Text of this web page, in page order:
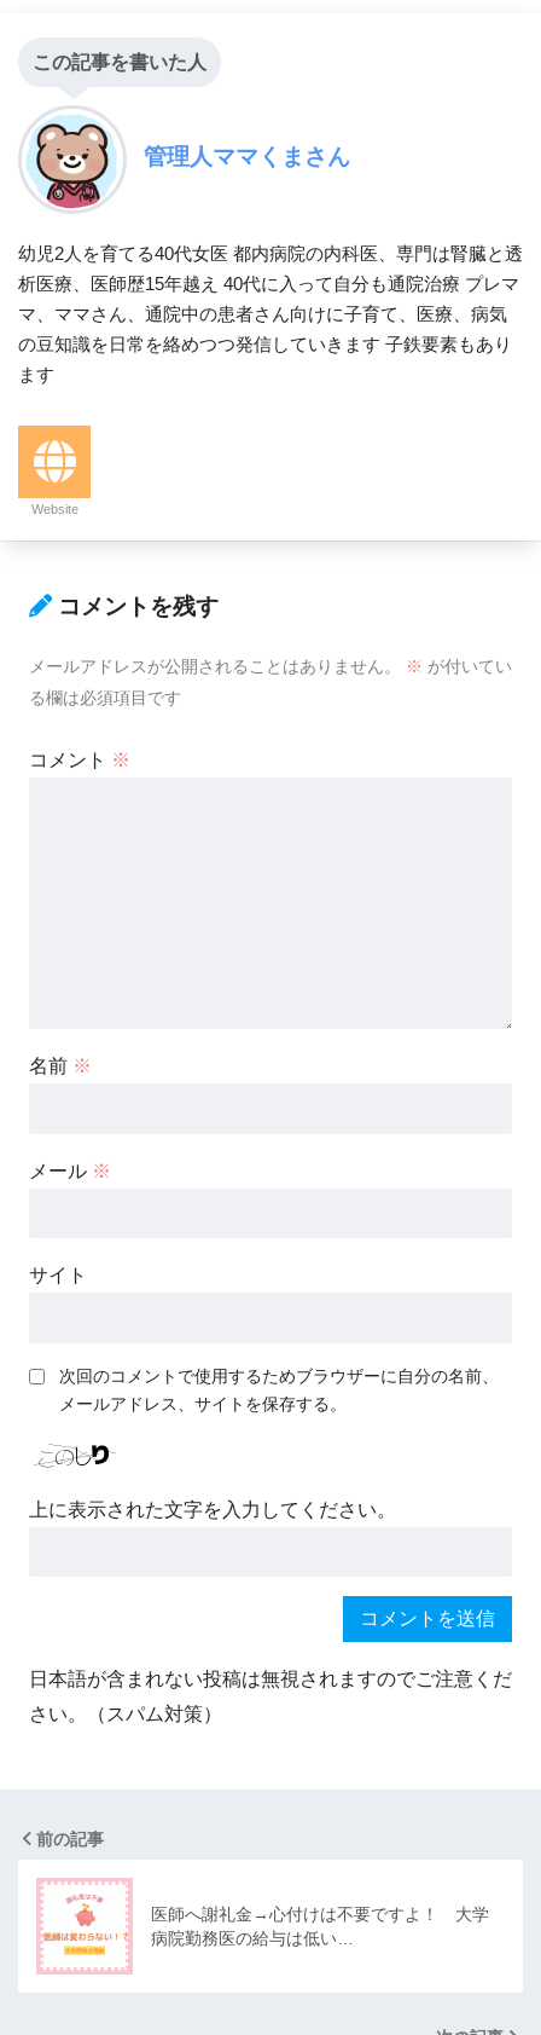
この記事を書いた人
管理人ママくまさん
幼児2人を育てる40代女医 都内病院の内科医、専門は腎臓と透
析医療、医師歴15年越え 40代に入って自分も通院治療 プレマ
マ、ママさん、通院中の患者さん向けに子育て、医療、病気
の豆知識を日常を絡めつつ発信していきます 子鉄要素もあり
ます
Website
コメントを残す
メールアドレスが公開されることはありません。 ※ が付いてい
る欄は必須項目です
コメント ※
名前 ※
メール ※
サイト
次回のコメントで使用するためブラウザーに自分の名前、
メールアドレス、サイトを保存する。
上に表示された文字を入力してください。
日本語が含まれない投稿は無視されますのでご注意くだ
さい。（スパム対策）
前の記事
医師へ謝礼金→心付けは不要ですよ！ 大学
病院勤務医の給与は低い…